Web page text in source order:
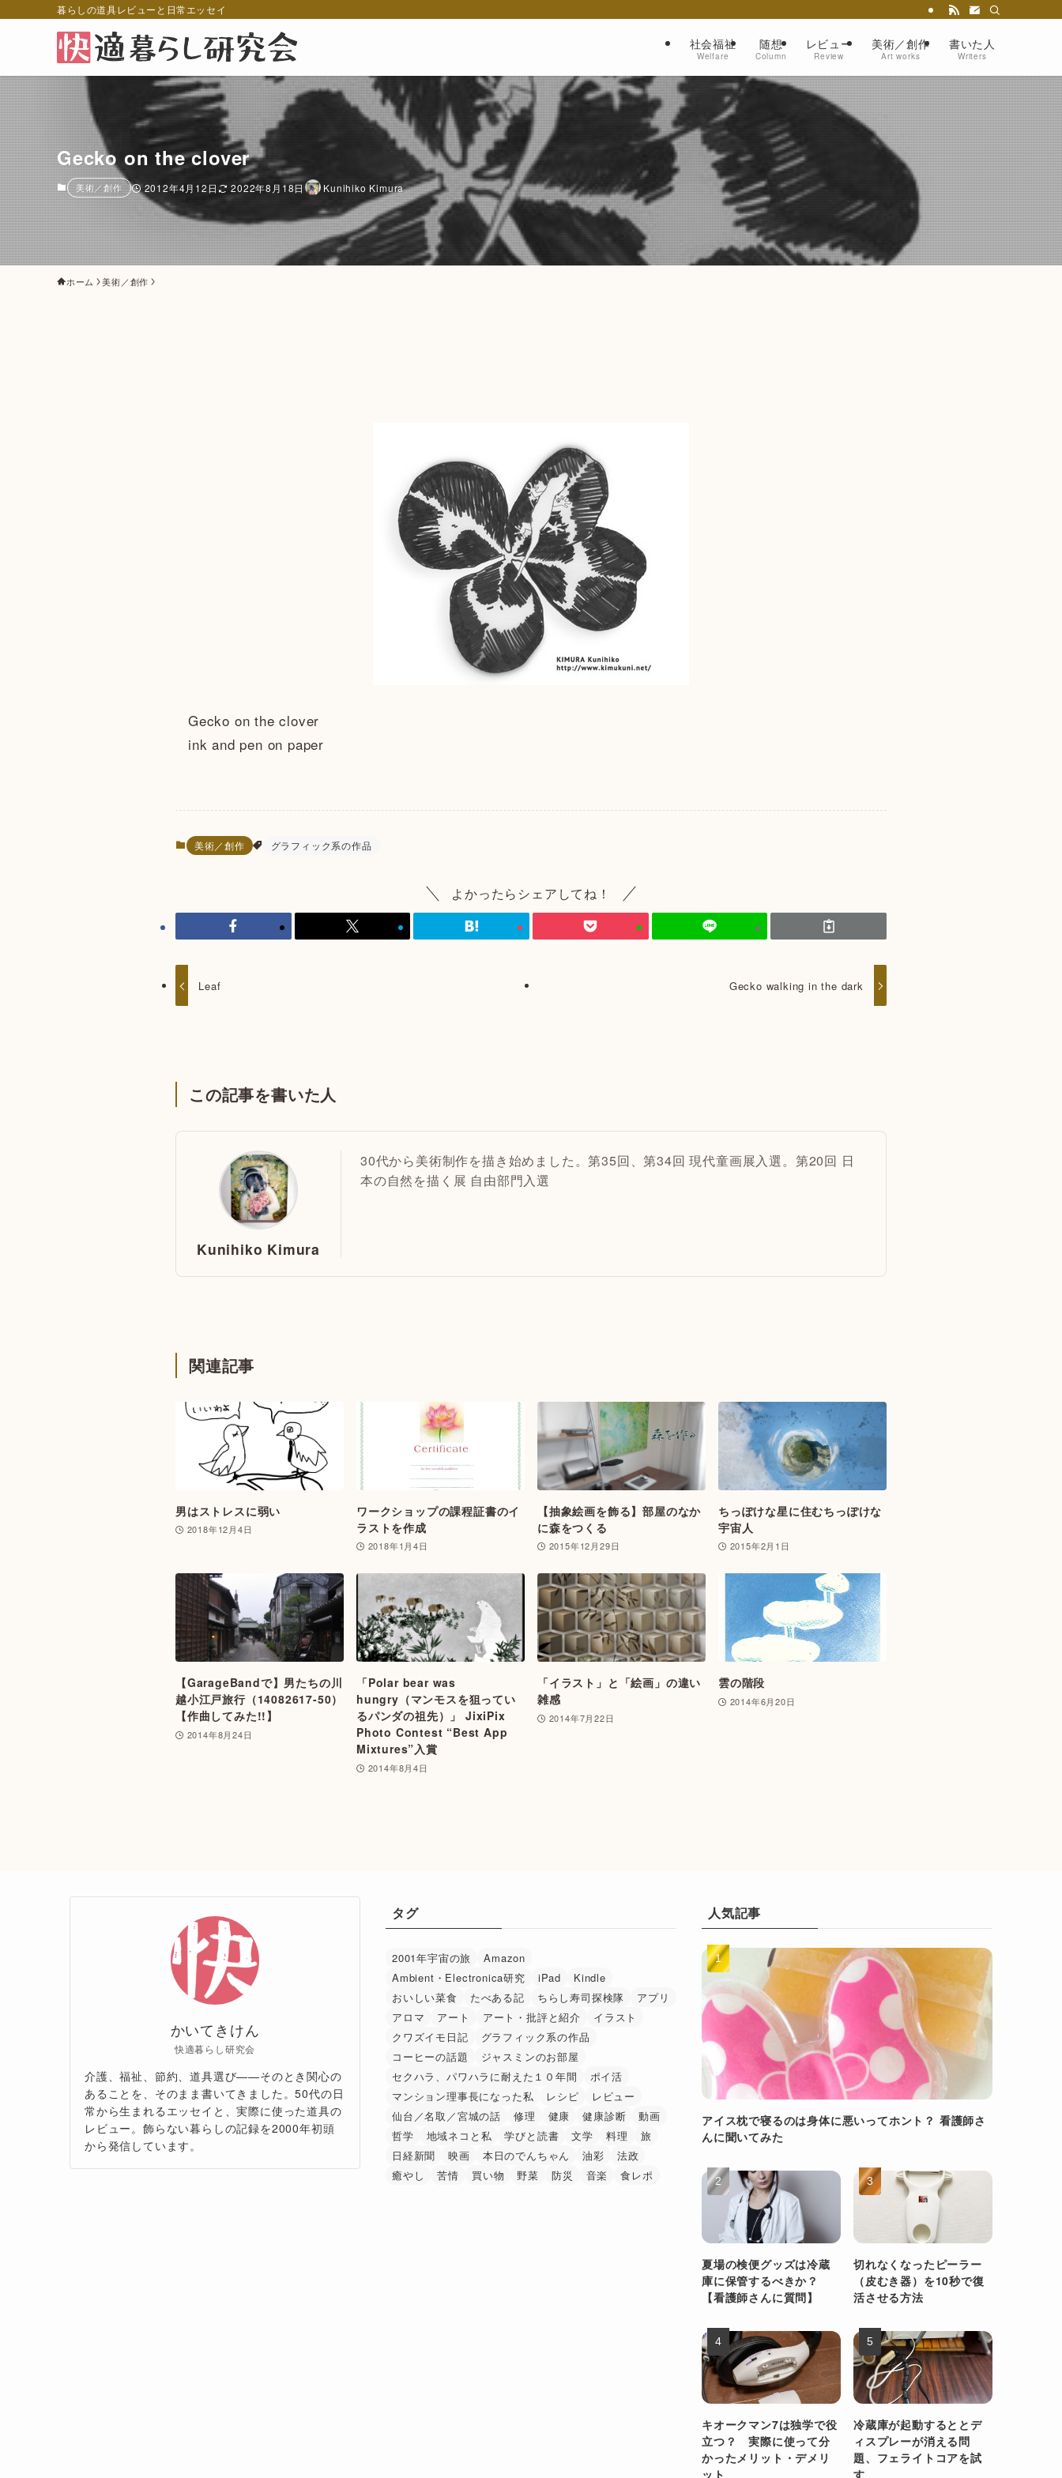
暮らしの道具レビューと日常エッセイ
社会福祉
Welfare
随想
Column
レビュー
Review
美術／創作
Art works
書いた人
Writers
Gecko on the clover
美術／創作 2012年4月12日 2022年8月18日 Kunihiko Kimura
ホーム 美術／創作
Gecko on the clover
ink and pen on paper
美術／創作 グラフィック系の作品
よかったらシェアしてね！
Leaf Gecko walking in the dark
この記事を書いた人
Kunihiko Kimura
30代から美術制作を描き始めました。第35回、第34回 現代童画展入選。第20回 日
本の自然を描く展 自由部門入選
関連記事
男はストレスに弱い
2018年12月4日
ワークショップの課程証書のイ
ラストを作成
2018年1月4日
【抽象絵画を飾る】部屋のなか
に森をつくる
2015年12月29日
ちっぽけな星に住むちっぽけな
宇宙人
2015年2月1日
【GarageBandで】男たちの川
越小江戸旅行（14082617-50）
【作曲してみた!!】
2014年8月24日
「Polar bear was
hungry（マンモスを狙ってい
るパンダの祖先）」 JixiPix
Photo Contest “Best App
Mixtures”入賞
2014年8月4日
「イラスト」と「絵画」の違い
雑感
2014年7月22日
雲の階段
2014年6月20日
かいてきけん
快適暮らし研究会
介護、福祉、節約、道具選び——そのとき関心の
あることを、そのまま書いてきました。50代の日
常から生まれるエッセイと、実際に使った道具の
レビュー。飾らない暮らしの記録を2000年初頭
から発信しています。
タグ
2001年宇宙の旅
Amazon
Ambient・Electronica研究
iPad
Kindle
おいしい菜食
たべある記 ちらし寿司探検隊
アプリ
アロマ
アート アート・批評と紹介
イラスト
クワズイモ日記
グラフィック系の作品
コーヒーの話題
ジャスミンのお部屋
セクハラ、パワハラに耐えた１０年間
ポイ活
マンション理事長になった私
レシピ
レビュー
仙台／名取／宮城の話
修理 健康 健康診断
動画
哲学
地域ネコと私 学びと読書 文学 料理
旅
日経新聞
映画 本日のでんちゃん 油彩
法政
癒やし
苦情 買い物 野菜 防災 音楽 食レポ
人気記事
アイス枕で寝るのは身体に悪いってホント？ 看護師さ
んに聞いてみた
夏場の検便グッズは冷蔵
庫に保管するべきか？
【看護師さんに質問】
切れなくなったピーラー
（皮むき器）を10秒で復
活させる方法
キオークマン7は独学で役
立つ？ 実際に使って分
かったメリット・デメリ
ット
冷蔵庫が起動するととデ
ィスプレーが消える問
題、フェライトコアを試
す